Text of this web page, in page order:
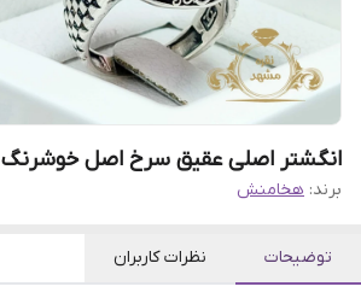
انگشتر اصلی عقیق سرخ اصل خوشرنگ
برند: هخامنش
توضیحات نظرات کاربران